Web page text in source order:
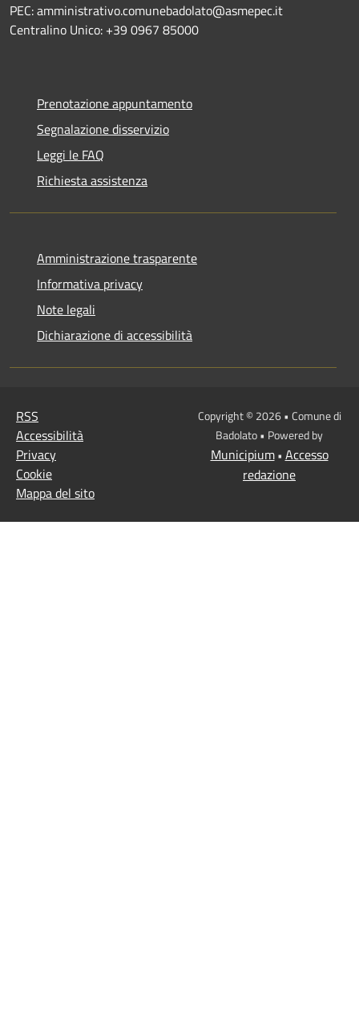
PEC: amministrativo.comunebadolato@asmepec.it
Centralino Unico: +39 0967 85000
Prenotazione appuntamento
Segnalazione disservizio
Leggi le FAQ
Richiesta assistenza
Amministrazione trasparente
Informativa privacy
Note legali
Dichiarazione di accessibilità
RSS
Accessibilità
Privacy
Cookie
Mappa del sito
Copyright © 2026 • Comune di
Badolato • Powered by
Municipium• Accesso
redazione